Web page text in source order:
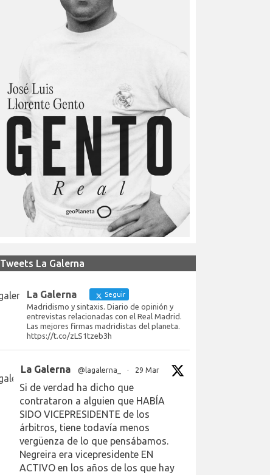
Tweets La Galerna
La Galerna Seguir
Madridismo y sintaxis. Diario de opinión y
entrevistas relacionadas con el Real Madrid.
Las mejores firmas madridistas del planeta.
https://t.co/zLS1tzeb3h
La Galerna @lagalerna_ · 29 Mar
Si de verdad ha dicho que
contrataron a alguien que HABÍA
SIDO VICEPRESIDENTE de los
árbitros, tiene todavía menos
vergüenza de lo que pensábamos.
Negreira era vicepresidente EN
ACTIVO en los años de los que hay